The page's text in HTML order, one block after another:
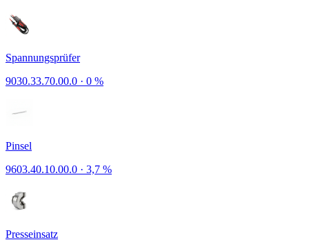
Spannungsprüfer
9030.33.70.00.0 · 0 %
Pinsel
9603.40.10.00.0 · 3,7 %
Presseinsatz